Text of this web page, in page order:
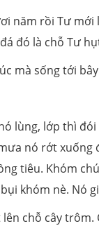
năm rồi Tư
đó là chỗ Tư
mà sống tới
lùng, lớp thì
nó rớt xuống
tiêu. Khóm
khóm nè. Nó
chỗ cây